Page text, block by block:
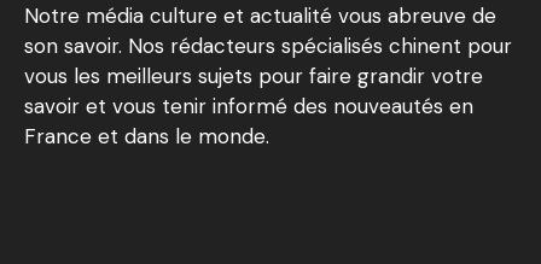
Notre média culture et actualité vous abreuve de
son savoir. Nos rédacteurs spécialisés chinent pour
vous les meilleurs sujets pour faire grandir votre
savoir et vous tenir informé des nouveautés en
France et dans le monde.